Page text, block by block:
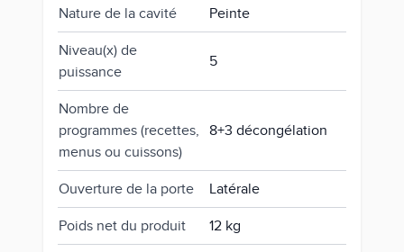
Nature de la cavité Peinte
Niveau(x) de
puissance
5
Nombre de
programmes (recettes,
menus ou cuissons)
8+3 décongélation
Ouverture de la porte Latérale
Poids net du produit 12 kg